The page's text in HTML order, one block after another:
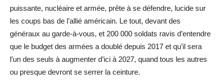
puissante, nucléaire et armée, prête à se défendre, lucide sur
les coups bas de l’allié américain. Le tout, devant des
généraux au garde-à-vous, et 200 000 soldats ravis d’entendre
que le budget des armées a doublé depuis 2017 et qu’il sera
l’un des seuls à augmenter d’ici à 2027, quand tous les autres
ou presque devront se serrer la ceinture.